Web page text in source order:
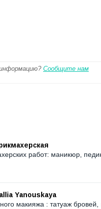
Сообщите нам
работ: маникюр,
Yanouskaya
макияжа : татуаж